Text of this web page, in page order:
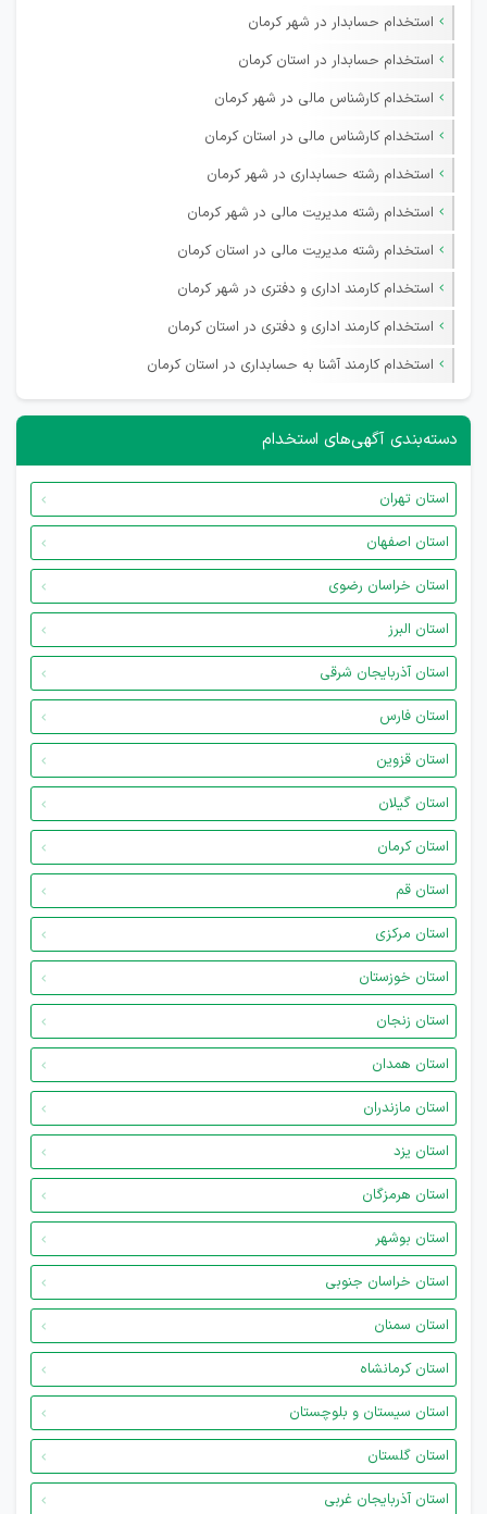
استخدام حسابدار در شهر کرمان
استخدام حسابدار در استان کرمان
استخدام کارشناس مالی در شهر کرمان
استخدام کارشناس مالی در استان کرمان
استخدام رشته حسابداری در شهر کرمان
استخدام رشته مدیریت مالی در شهر کرمان
استخدام رشته مدیریت مالی در استان کرمان
استخدام کارمند اداری و دفتری در شهر کرمان
استخدام کارمند اداری و دفتری در استان کرمان
استخدام کارمند آشنا به حسابداری در استان کرمان
دسته‌بندی آگهی‌های استخدام
استان تهران
استان اصفهان
استان خراسان رضوی
استان البرز
استان آذربایجان شرقی
استان فارس
استان قزوین
استان گیلان
استان کرمان
استان قم
استان مرکزی
استان خوزستان
استان زنجان
استان همدان
استان مازندران
استان یزد
استان هرمزگان
استان بوشهر
استان خراسان جنوبی
استان سمنان
استان کرمانشاه
استان سیستان و بلوچستان
استان گلستان
استان آذربایجان غربی